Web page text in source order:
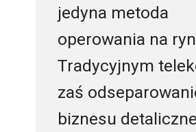
jedyna metoda
operowania na
Tradycyjnym
zaś
biznesu